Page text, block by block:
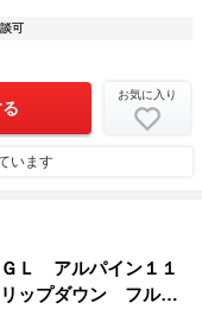
可
お気に入り
います
Ｌ アルパイン１１
リップダウン フルセ